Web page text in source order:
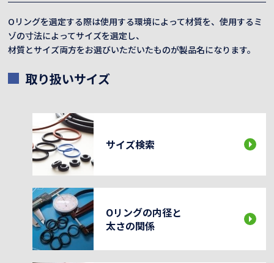
Oリングを選定する際は使用する環境によって材質を、使用するミ
ゾの寸法によってサイズを選定し、
材質とサイズ両方をお選びいただいたものが製品名になります。
取り扱いサイズ
サイズ検索
Oリングの内径と
太さの関係